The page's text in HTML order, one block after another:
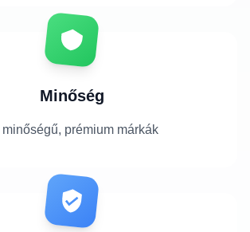
Minőség
minőségű, prémium márkák